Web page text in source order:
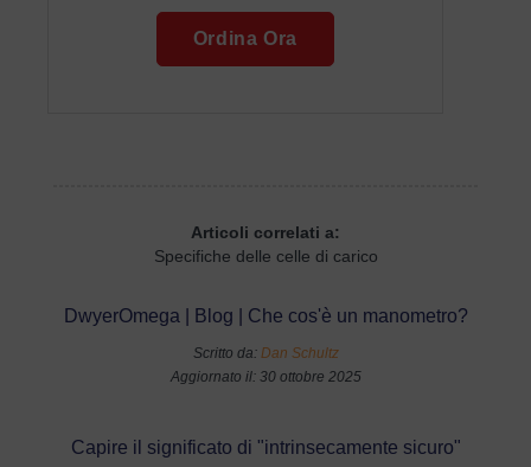
Ordina Ora
Articoli correlati a:
Specifiche delle celle di carico
DwyerOmega | Blog | Che cos'è un manometro?
Scritto da: Dan Schultz
Aggiornato il: 30 ottobre 2025
Capire il significato di "intrinsecamente sicuro"